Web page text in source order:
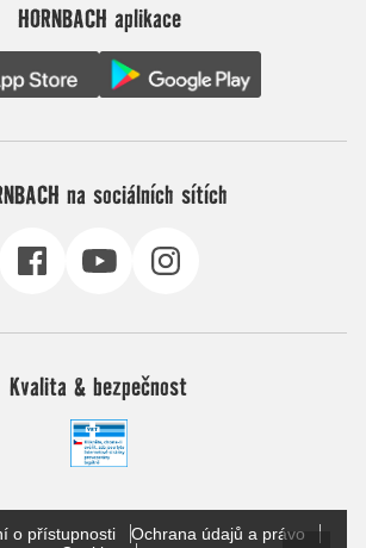
HORNBACH aplikace
na sociálních sítích
Kvalita & bezpečnost
o přístupnosti
Ochrana údajů a právo